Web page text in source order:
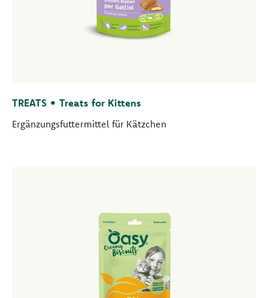
TREATS • Treats for Kittens
Ergänzungsfuttermittel für Kätzchen